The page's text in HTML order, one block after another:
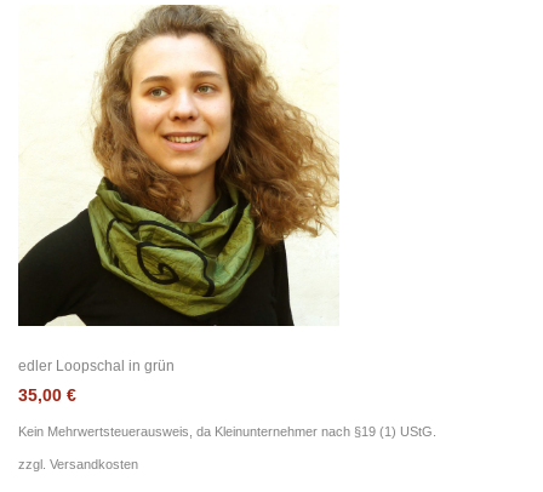
edler Loopschal in grün
35,00 €
Kein Mehrwertsteuerausweis, da Kleinunternehmer nach §19 (1) UStG.
zzgl. Versandkosten